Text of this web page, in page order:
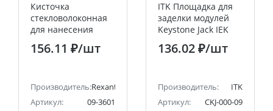
Кисточка
стекловолоконная
для нанесения
флюсов 3 мм
REXANT
156.11 ₽/шт
Производитель:Rexant
Артикул:
09-3601
ITK Площадка для
заделки модулей
Keystone Jack IEK
136.02 ₽/шт
Производитель:
ITK
Артикул:
CKJ-000-09